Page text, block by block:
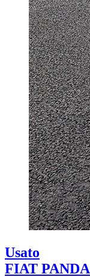
Usato
FIAT PANDA